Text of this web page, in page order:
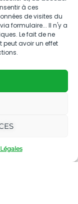
à ces
de visites du
formulaire... Il n'y a
Le fait de ne
peut avoir un effet